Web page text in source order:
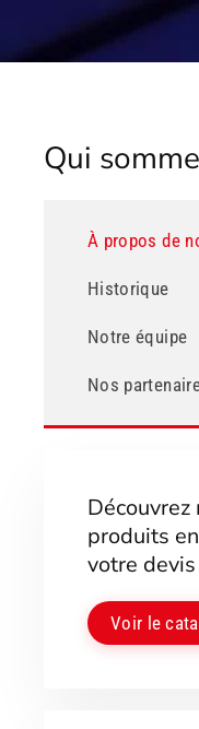
Qui
À propos de
Historique
Notre équipe
Nos
produits
votre
Voir le